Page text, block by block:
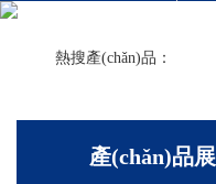
熱搜產(chǎn)品：
雙翼拓展箱 M型折疊箱 Z
產(chǎn)品